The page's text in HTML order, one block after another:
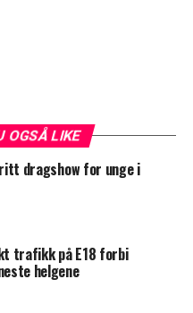
OGSÅ LIKE
dragshow for unge i
trafikk på E18 forbi
helgene